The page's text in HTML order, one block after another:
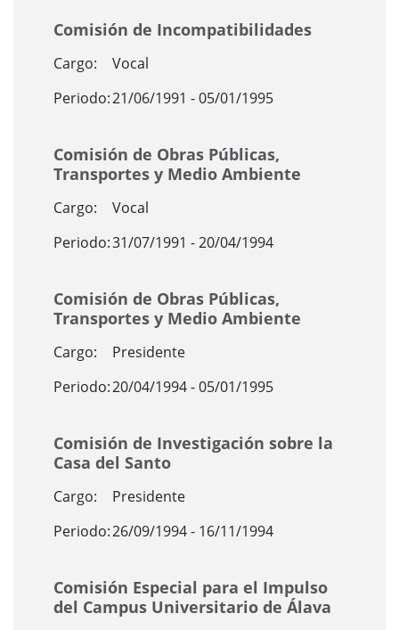
Comisión de Incompatibilidades
Cargo:
Vocal
Periodo:21/06/1991 - 05/01/1995
Comisión de Obras Públicas,
Transportes y Medio Ambiente
Cargo:
Vocal
Periodo:31/07/1991 - 20/04/1994
Comisión de Obras Públicas,
Transportes y Medio Ambiente
Cargo:
Presidente
Periodo:20/04/1994 - 05/01/1995
Comisión de Investigación sobre la
Casa del Santo
Cargo:
Presidente
Periodo:26/09/1994 - 16/11/1994
Comisión Especial para el Impulso
del Campus Universitario de Álava